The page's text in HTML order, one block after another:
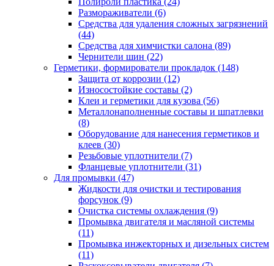
Размораживатели (6)
Средства для удаления сложных загрязнений
(44)
Средства для химчистки салона (89)
Чернители шин (22)
Герметики, формирователи прокладок (148)
Защита от коррозии (12)
Износостойкие составы (2)
Клеи и герметики для кузова (56)
Металлонаполненные составы и шпатлевки
(8)
Оборудование для нанесения герметиков и
клеев (30)
Резьбовые уплотнители (7)
Фланцевые уплотнители (31)
Для промывки (47)
Жидкости для очистки и тестирования
форсунок (9)
Очистка системы охлаждения (9)
Промывка двигателя и масляной системы
(11)
Промывка инжекторных и дизельных систем
(11)